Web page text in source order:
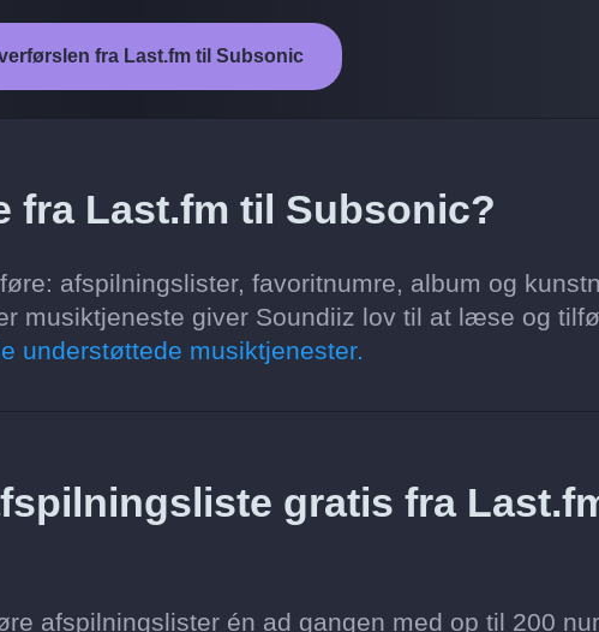
fra Last.fm til Subsonic
fra Last.fm til Subsonic?
afspilningslister, favoritnumre, album og
musiktjeneste giver Soundiiz lov til at læse og
understøttede musiktjenester.
gratis fra
afspilningslister én ad gangen med op til 200